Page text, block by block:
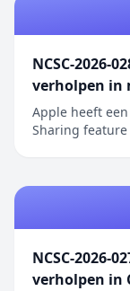
NCSC-2026-
verholpen in
Apple heeft
Sharing feature
Sharing
toegang
NCSC-2026-
verholpen in